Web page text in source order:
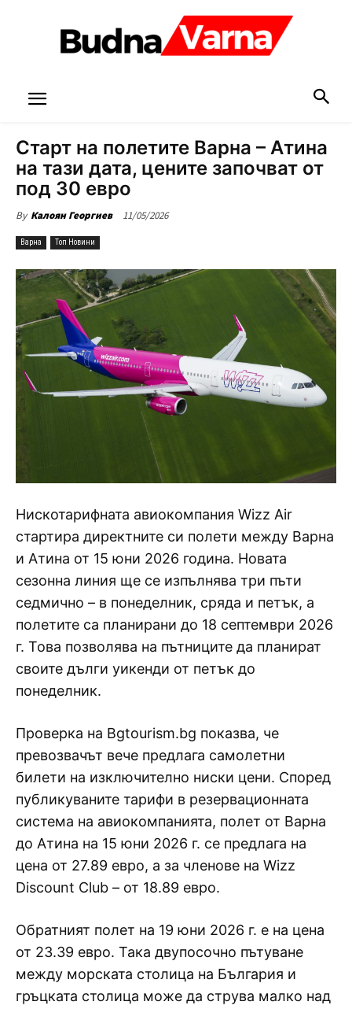
Старт на полетите Варна – Атина
на тази дата, цените започват от
под 30 евро
By Калоян Георгиев 11/05/2026
Варна Топ Новини
Нискотарифната авиокомпания Wizz Air
стартира директните си полети между Варна
и Атина от 15 юни 2026 година. Новата
сезонна линия ще се изпълнява три пъти
седмично – в понеделник, сряда и петък, а
полетите са планирани до 18 септември 2026
г. Това позволява на пътниците да планират
своите дълги уикенди от петък до
понеделник.
Проверка на Bgtourism.bg показва, че
превозвачът вече предлага самолетни
билети на изключително ниски цени. Според
публикуваните тарифи в резервационната
система на авиокомпанията, полет от Варна
до Атина на 15 юни 2026 г. се предлага на
цена от 27.89 евро, а за членове на Wizz
Discount Club – от 18.89 евро.
Обратният полет на 19 юни 2026 г. е на цена
от 23.39 евро. Така двупосочно пътуване
между морската столица на България и
гръцката столица може да струва малко над